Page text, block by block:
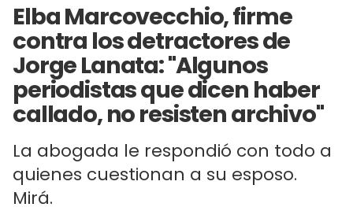
Elba Marcovecchio, firme
contra los detractores de
Jorge Lanata: "Algunos
periodistas que dicen haber
callado, no resisten archivo"
La abogada le respondió con todo a
quienes cuestionan a su esposo.
Mirá.